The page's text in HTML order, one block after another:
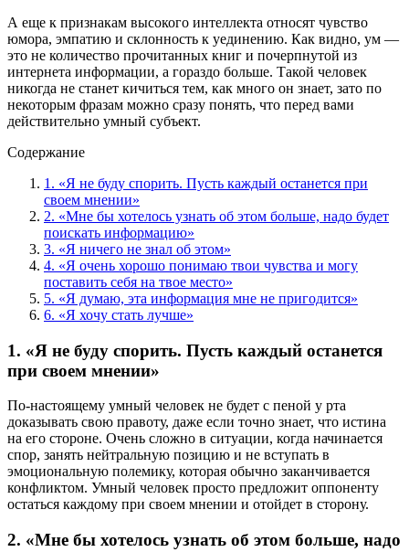
А еще к признакам высокого интеллекта относят чувство
юмора, эмпатию и склонность к уединению. Как видно, ум —
это не количество прочитанных книг и почерпнутой из
интернета информации, а гораздо больше. Такой человек
никогда не станет кичиться тем, как много он знает, зато по
некоторым фразам можно сразу понять, что перед вами
действительно умный субъект.
Содержание
1. «Я не буду спорить. Пусть каждый останется при
своем мнении»
2. «Мне бы хотелось узнать об этом больше, надо будет
поискать информацию»
3. «Я ничего не знал об этом»
4. «Я очень хорошо понимаю твои чувства и могу
поставить себя на твое место»
5. «Я думаю, эта информация мне не пригодится»
6. «Я хочу стать лучше»
1. «Я не буду спорить. Пусть каждый останется
при своем мнении»
По-настоящему умный человек не будет с пеной у рта
доказывать свою правоту, даже если точно знает, что истина
на его стороне. Очень сложно в ситуации, когда начинается
спор, занять нейтральную позицию и не вступать в
эмоциональную полемику, которая обычно заканчивается
конфликтом. Умный человек просто предложит оппоненту
остаться каждому при своем мнении и отойдет в сторону.
2. «Мне бы хотелось узнать об этом больше, надо